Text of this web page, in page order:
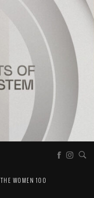
THE WOMEN 100